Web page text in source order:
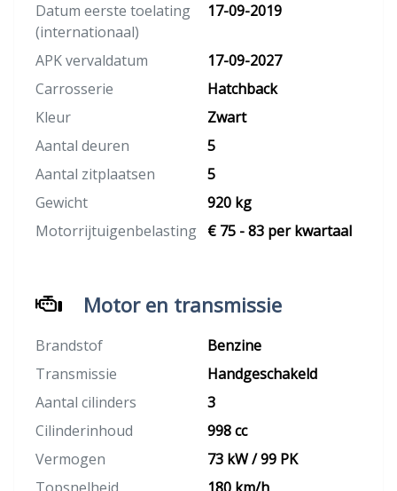
Datum eerste toelating
(internationaal)
17-09-2019
APK vervaldatum
17-09-2027
Carrosserie
Hatchback
Kleur
Zwart
Aantal deuren
5
Aantal zitplaatsen
5
Gewicht
920 kg
Motorrijtuigenbelasting € 75 - 83 per kwartaal
Motor en transmissie
Brandstof
Benzine
Transmissie
Handgeschakeld
Aantal cilinders
3
Cilinderinhoud
998 cc
Vermogen
73 kW / 99 PK